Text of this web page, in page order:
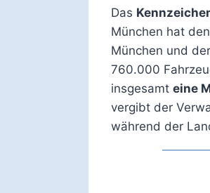
Das
München hat den
München und
760.000
insgesamt eine
vergibt der
während der